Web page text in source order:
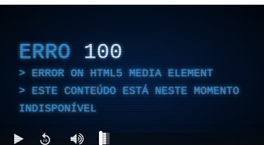
ERRO 100
ERROR ON HTML5 MEDIA ELEMENT
ESTE CONTEÚDO ESTÁ NESTE MOMENTO
INDISPONÍVEL